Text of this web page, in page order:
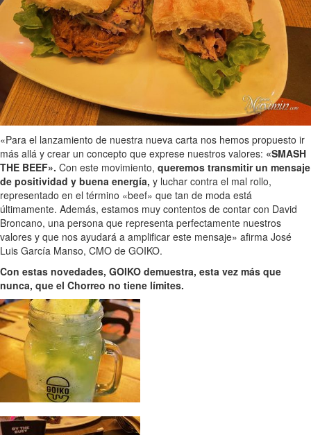
«Para el lanzamiento de nuestra nueva carta nos hemos propuesto ir
más allá y crear un concepto que exprese nuestros valores: «SMASH
THE BEEF». Con este movimiento, queremos transmitir un mensaje
de positividad y buena energía, y luchar contra el mal rollo,
representado en el término «beef» que tan de moda está
últimamente. Además, estamos muy contentos de contar con David
Broncano, una persona que representa perfectamente nuestros
valores y que nos ayudará a amplificar este mensaje» afirma José
Luis García Manso, CMO de GOIKO.
Con estas novedades, GOIKO demuestra, esta vez más que
nunca, que el Chorreo no tiene límites.